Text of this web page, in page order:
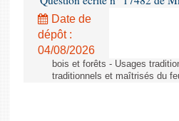
Date de
dépôt :
04/08/2026
bois et forêts - Usages
traditionnels et maîtrisés du